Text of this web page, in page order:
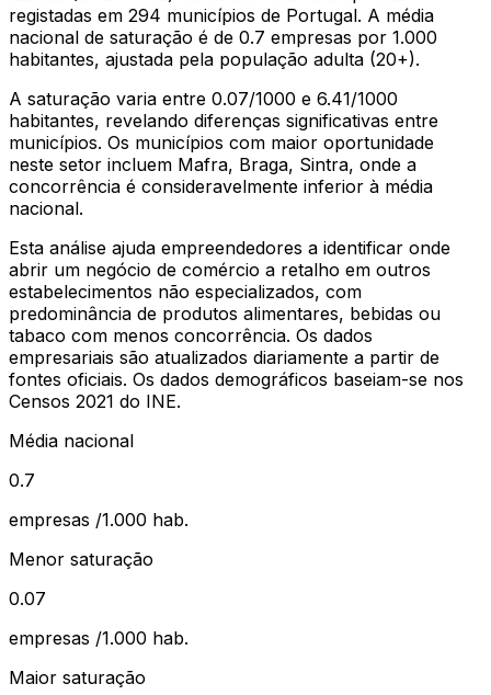
registadas em 294 municípios de Portugal. A média
nacional de saturação é de 0.7 empresas por 1.000
habitantes, ajustada pela população adulta (20+).
A saturação varia entre 0.07/1000 e 6.41/1000
habitantes, revelando diferenças significativas entre
municípios. Os municípios com maior oportunidade
neste setor incluem Mafra, Braga, Sintra, onde a
concorrência é consideravelmente inferior à média
nacional.
Esta análise ajuda empreendedores a identificar onde
abrir um negócio de comércio a retalho em outros
estabelecimentos não especializados, com
predominância de produtos alimentares, bebidas ou
tabaco com menos concorrência. Os dados
empresariais são atualizados diariamente a partir de
fontes oficiais. Os dados demográficos baseiam-se nos
Censos 2021 do INE.
Média nacional
0.7
empresas /1.000 hab.
Menor saturação
0.07
empresas /1.000 hab.
Maior saturação